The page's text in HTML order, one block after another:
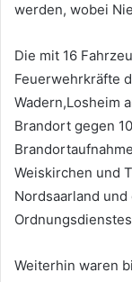
werden, wobei
Die mit 16
Feuerwehrkräfte
Wadern,Losheim
Brandort gegen
Weiskirchen und
Nordsaarland
Weiterhin waren